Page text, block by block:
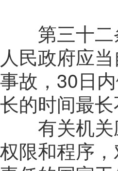
第三十二
人民政府应
事故， 30日
长的时间最
有关机关
权限和程序